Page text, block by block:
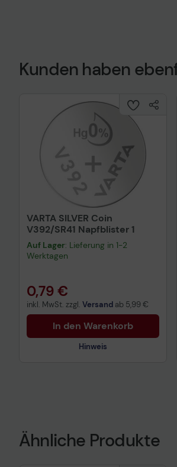
Kunden haben
VARTA SILVER Coin
V392/SR41 Napfblister 1
Auf Lager: Lieferung in 1-2
Werktagen
0,79 €
inkl. MwSt. zzgl. Versand ab 5,99 €
In den Warenkorb
Hinweis
Ähnliche Produkte